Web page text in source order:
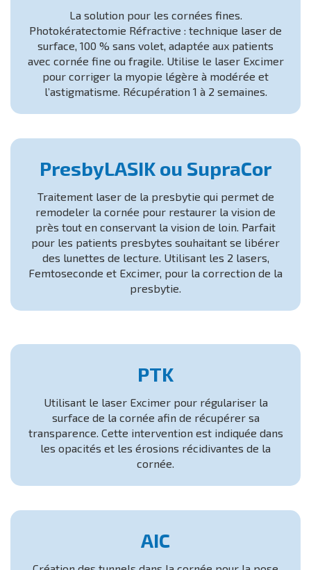
La solution pour les cornées fines.
Photokératectomie Réfractive : technique laser de
surface, 100 % sans volet, adaptée aux patients
avec cornée fine ou fragile. Utilise le laser Excimer
pour corriger la myopie légère à modérée et
l’astigmatisme. Récupération 1 à 2 semaines.
PresbyLASIK ou SupraCor
Traitement laser de la presbytie qui permet de
remodeler la cornée pour restaurer la vision de
près tout en conservant la vision de loin. Parfait
pour les patients presbytes souhaitant se libérer
des lunettes de lecture. Utilisant les 2 lasers,
Femtoseconde et Excimer, pour la correction de la
presbytie.
PTK
Utilisant le laser Excimer pour régulariser la
surface de la cornée afin de récupérer sa
transparence. Cette intervention est indiquée dans
les opacités et les érosions récidivantes de la
cornée.
AIC